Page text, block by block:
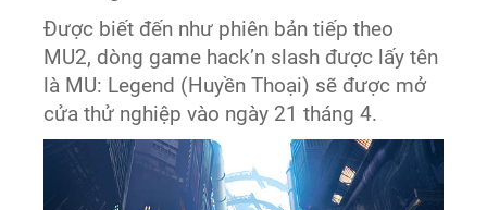
Được biết đến như phiên bản tiếp theo
MU2, dòng game hack’n slash được lấy tên
là MU: Legend (Huyền Thoại) sẽ được mở
cửa thử nghiệp vào ngày 21 tháng 4.